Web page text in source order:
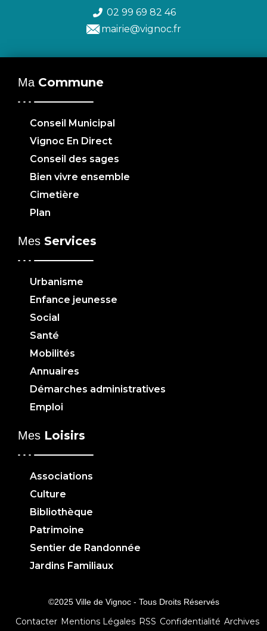
02 99 69 82 46
mairie@vignoc.fr
Ma Commune
Conseil Municipal
Vignoc En Direct
Conseil des sages
Bien vivre ensemble
Cimetière
Plan
Mes Services
Urbanisme
Enfance jeunesse
Social
Santé
Mobilités
Annuaires
Démarches administratives
Emploi
Mes Loisirs
Associations
Culture
Bibliothèque
Patrimoine
Sentier de Randonnée
Jardins Familiaux
©2025 Ville de Vignoc - Tous Droits Réservés
Contacter Mentions Légales RSS Confidentialité Archives